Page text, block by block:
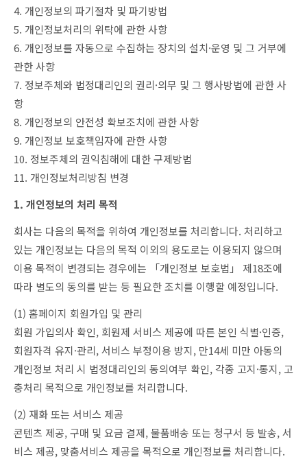
묻고답하기
4. 개인정보의 파기절차 및 파기방법
5. 개인정보처리의 위탁에 관한 사항
6. 개인정보를 자동으로 수집하는 장치의 설치·운영 및 그 거부에
관한 사항
7. 정보주체와 법정대리인의 권리·의무 및 그 행사방법에 관한 사
항
8. 개인정보의 안전성 확보조치에 관한 사항
9. 개인정보 보호책임자에 관한 사항
10. 정보주체의 권익침해에 대한 구제방법
11. 개인정보처리방침 변경
1. 개인정보의 처리 목적
회사는 다음의 목적을 위하여 개인정보를 처리합니다. 처리하고
있는 개인정보는 다음의 목적 이외의 용도로는 이용되지 않으며
이용 목적이 변경되는 경우에는 「개인정보 보호법」 제18조에
따라 별도의 동의를 받는 등 필요한 조치를 이행할 예정입니다.
(1) 홈페이지 회원가입 및 관리
회원 가입의사 확인, 회원제 서비스 제공에 따른 본인 식별·인증,
회원자격 유지·관리, 서비스 부정이용 방지, 만14세 미만 아동의
개인정보 처리 시 법정대리인의 동의여부 확인, 각종 고지·통지, 고
충처리 목적으로 개인정보를 처리합니다.
(2) 재화 또는 서비스 제공
콘텐츠 제공, 구매 및 요금 결제, 물품배송 또는 청구서 등 발송, 서
비스 제공, 맞춤서비스 제공을 목적으로 개인정보를 처리합니다.